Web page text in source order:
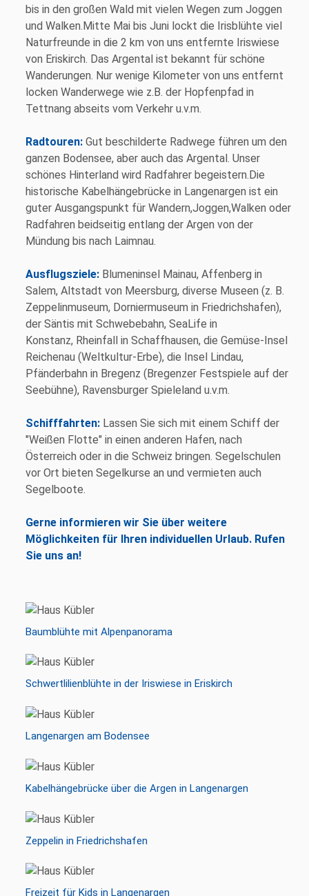
bis in den großen Wald mit vielen Wegen zum Joggen
und Walken.Mitte Mai bis Juni lockt die Irisblühte viel
Naturfreunde in die 2 km von uns entfernte Iriswiese
von Eriskirch. Das Argental ist bekannt für schöne
Wanderungen. Nur wenige Kilometer von uns entfernt
locken Wanderwege wie z.B. der Hopfenpfad in
Tettnang abseits vom Verkehr u.v.m.
Radtouren: Gut beschilderte Radwege führen um den
ganzen Bodensee, aber auch das Argental. Unser
schönes Hinterland wird Radfahrer begeistern.Die
historische Kabelhängebrücke in Langenargen ist ein
guter Ausgangspunkt für Wandern,Joggen,Walken oder
Radfahren beidseitig entlang der Argen von der
Mündung bis nach Laimnau.
Ausflugsziele: Blumeninsel Mainau, Affenberg in
Salem, Altstadt von Meersburg, diverse Museen (z. B.
Zeppelinmuseum, Dorniermuseum in Friedrichshafen),
der Säntis mit Schwebebahn, SeaLife in
Konstanz, Rheinfall in Schaffhausen, die Gemüse-Insel
Reichenau (Weltkultur-Erbe), die Insel Lindau,
Pfänderbahn in Bregenz (Bregenzer Festspiele auf der
Seebühne), Ravensburger Spieleland u.v.m.
Schifffahrten: Lassen Sie sich mit einem Schiff der
"Weißen Flotte" in einen anderen Hafen, nach
Österreich oder in die Schweiz bringen. Segelschulen
vor Ort bieten Segelkurse an und vermieten auch
Segelboote.
Gerne informieren wir Sie über weitere
Möglichkeiten für Ihren individuellen Urlaub. Rufen
Sie uns an!
Baumblühte mit Alpenpanorama
Schwertlilienblühte in der Iriswiese in Eriskirch
Langenargen am Bodensee
Kabelhängebrücke über die Argen in Langenargen
Zeppelin in Friedrichshafen
Freizeit für Kids in Langenargen